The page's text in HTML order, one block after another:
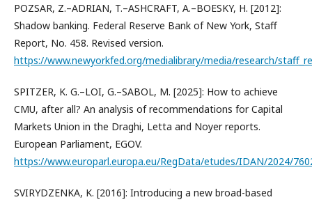
POZSAR, Z.–ADRIAN, T.–ASHCRAFT, A.–BOESKY, H. [2012]:
Shadow banking. Federal Reserve Bank of New York, Staff
Report, No. 458. Revised version.
https://www.newyorkfed.org/medialibrary/media/research/
SPITZER, K. G.–LOI, G.–SABOL, M. [2025]: How to achieve
CMU, after all? An analysis of recommendations for Capital
Markets Union in the Draghi, Letta and Noyer reports.
European Parliament, EGOV.
https://www.europarl.europa.eu/RegData/etudes/IDAN/2024/
SVIRYDZENKA, K. [2016]: Introducing a new broad-based